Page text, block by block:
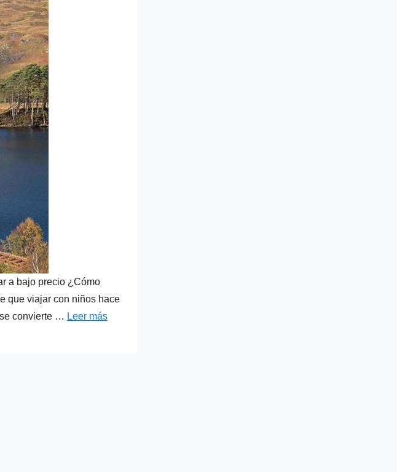
a bajo precio ¿Cómo
que viajar con niños hace
convierte … Leer más